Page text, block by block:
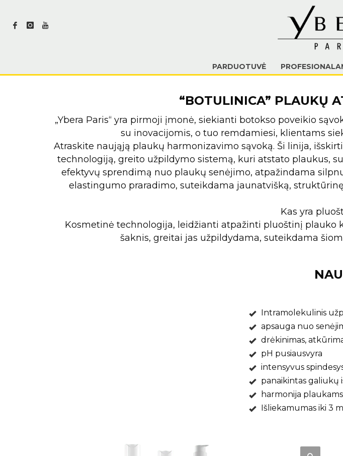
PARDUOTUVĖ
“BOTULINICA” PLAUKŲ
„Ybera Paris“ yra pirmoji įmonė, siekianti botokso poveikio
su inovacijomis, o tuo remdamiesi, klientams
Atraskite naująją plaukų harmonizavimo sąvoką. Ši linija,
technologiją, greito užpildymo sistemą, kuri atstato plaukus,
efektyvų sprendimą nuo plaukų senėjimo, atpažindama
elastingumo praradimo, suteikdama jaunatvišką,
Kas yra
Kosmetinė technologija, leidžianti atpažinti pluoštinį plauko
šaknis, greitai jas užpildydama, suteikdama
Intramolekulinis
apsauga nuo
drėkinimas,
pH pusiausvyra
intensyvus
panaikintas galiukų
harmonija
Išliekamumas iki 3